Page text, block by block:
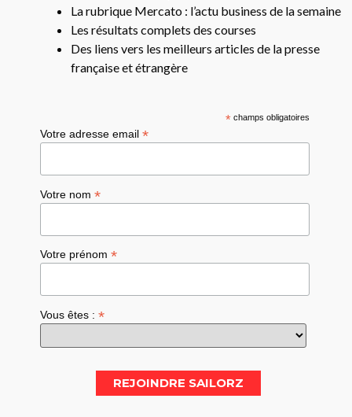
La rubrique Mercato : l’actu business de la semaine
Les résultats complets des courses
Des liens vers les meilleurs articles de la presse
française et étrangère
*champs obligatoires
Votre adresse email*
Votre nom*
Votre prénom*
Vous êtes :*